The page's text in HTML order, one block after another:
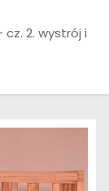
2. wystrój i